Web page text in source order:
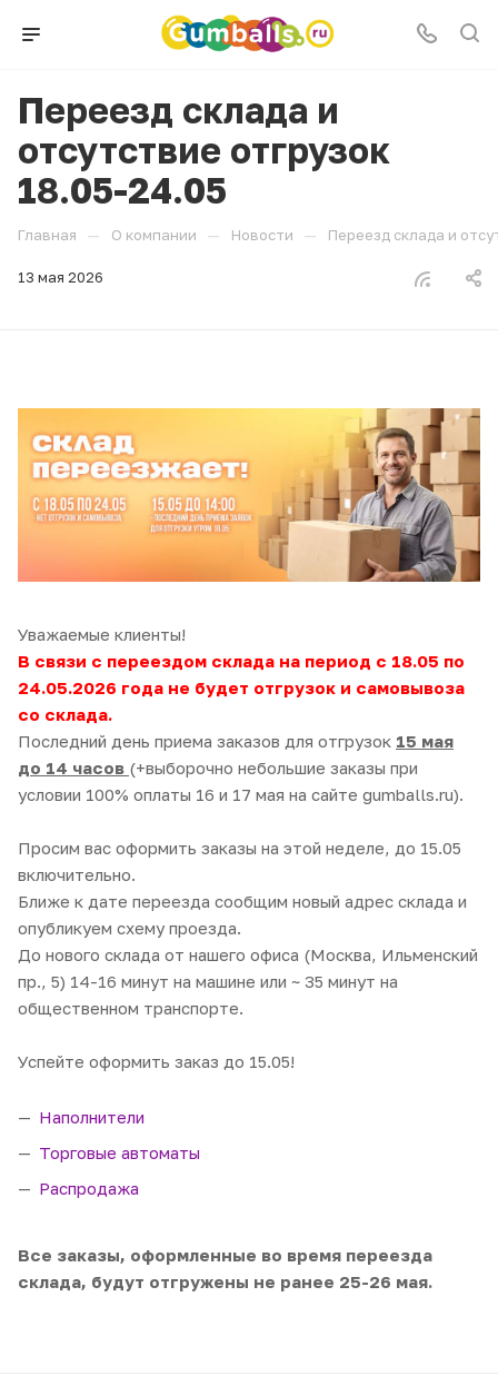
Переезд склада и
отсутствие отгрузок
18.05-24.05
Главная — О компании — Новости — Переезд склада и
13 мая 2026
Уважаемые клиенты!
В связи с переездом склада на период с 18.05 по
24.05.2026 года не будет отгрузок и самовывоза
со склада.
Последний день приема заказов для отгрузок 15 мая
до 14 часов (+выборочно небольшие заказы при
условии 100% оплаты 16 и 17 мая на сайте gumballs.ru).
Просим вас оформить заказы на этой неделе, до 15.05
включительно.
Ближе к дате переезда сообщим новый адрес склада и
опубликуем схему проезда.
До нового склада от нашего офиса (Москва, Ильменский
пр., 5) 14-16 минут на машине или ~ 35 минут на
общественном транспорте.
Успейте оформить заказ до 15.05!
Наполнители
Торговые автоматы
Распродажа
Все заказы, оформленные во время переезда
склада, будут отгружены не ранее 25-26 мая.